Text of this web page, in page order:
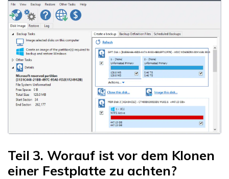
Teil 3. Worauf ist vor dem Klonen
einer Festplatte zu achten?